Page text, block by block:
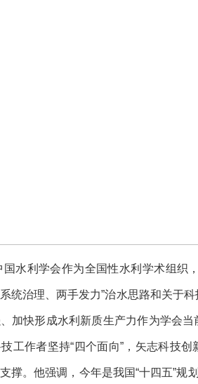
国水利学会作为全国性水利学术组织
统治理、两手发力”治水思路和关于
加快形成水利新质生产力作为学会
工作者坚持“四个面向”，矢志科技
撑。他强调，今年是我国“十四五”规